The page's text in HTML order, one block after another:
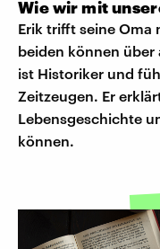
Wie wir mit
Erik trifft seine Oma
beiden können über
ist Historiker und
Zeitzeugen. Er
Lebensgeschichte
können.